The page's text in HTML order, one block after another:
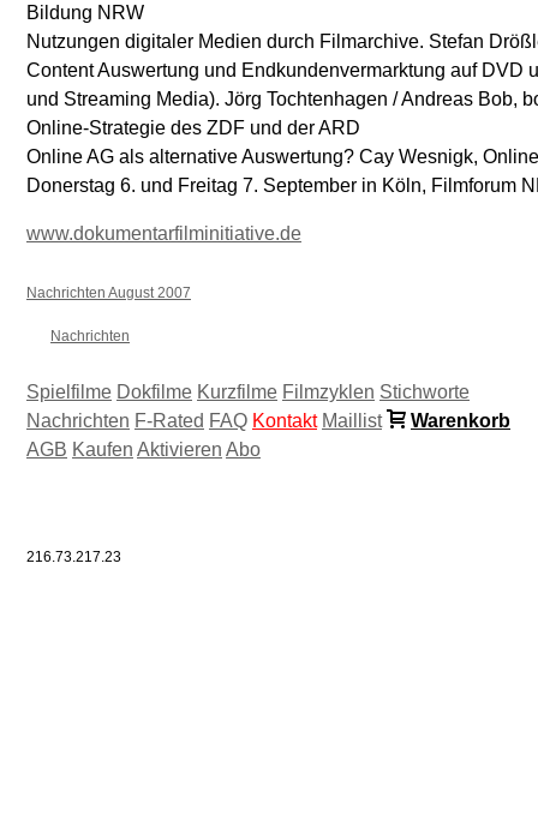
Bildung NRW
Nutzungen digitaler Medien durch Filmarchive. Stefan
Content Auswertung und Endkundenvermarktung auf DVD
und Streaming Media). Jörg Tochtenhagen / Andreas Bob,
Online-Strategie des ZDF und der ARD
Online AG als alternative Auswertung? Cay Wesnigk,
Donerstag 6. und Freitag 7. September in Köln, Filmforum
www.dokumentarfilminitiative.de
Nachrichten August 2007
Nachrichten
Spielfilme Dokfilme Kurzfilme Filmzyklen Stichworte
Nachrichten F-Rated FAQ Kontakt Maillist
Warenkorb
AGB Kaufen Aktivieren Abo
216.73.217.23